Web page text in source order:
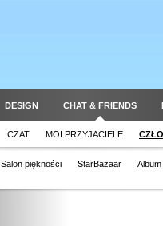
DESIGN CHAT & FRIENDS
CZAT MOI PRZYJACIELE
Salon piękności StarBazaar Album